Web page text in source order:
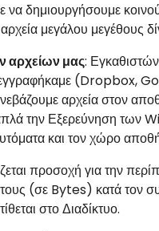
να δημιουργήσουμε
μεγάλου μεγέθους
αρχείων μας:
(Dropbox,
αρχεία στον
την Εξερεύνηση των
και τον χώρο
προσοχή για την
(σε Bytes) κατά τον
στο Διαδίκτυο.